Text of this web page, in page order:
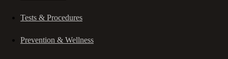
Tests & Procedures
Prevention & Wellness